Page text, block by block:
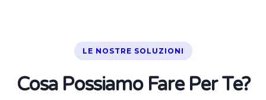
LE NOSTRE SOLUZIONI
Cosa Possiamo Fare Per Te?